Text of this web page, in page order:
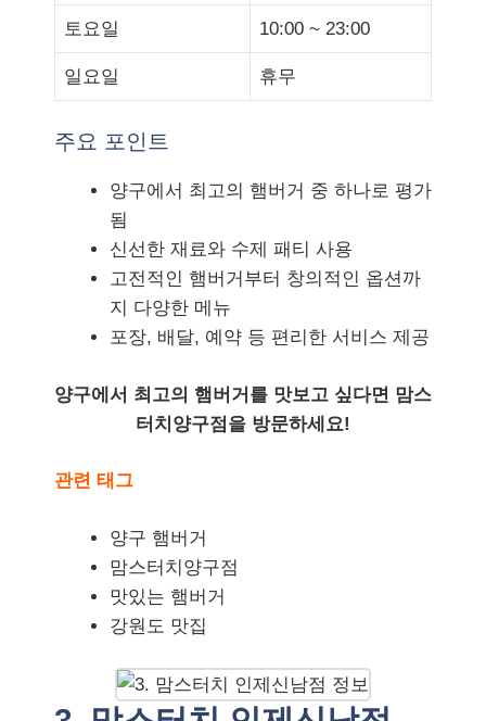
토요일 10:00 ~ 23:00
일요일 휴무
주요 포인트
양구에서 최고의 햄버거 중 하나로 평가
됨
신선한 재료와 수제 패티 사용
고전적인 햄버거부터 창의적인 옵션까
지 다양한 메뉴
포장, 배달, 예약 등 편리한 서비스 제공
양구에서 최고의 햄버거를 맛보고 싶다면 맘스
터치양구점을 방문하세요!
관련 태그
양구 햄버거
맘스터치양구점
맛있는 햄버거
강원도 맛집